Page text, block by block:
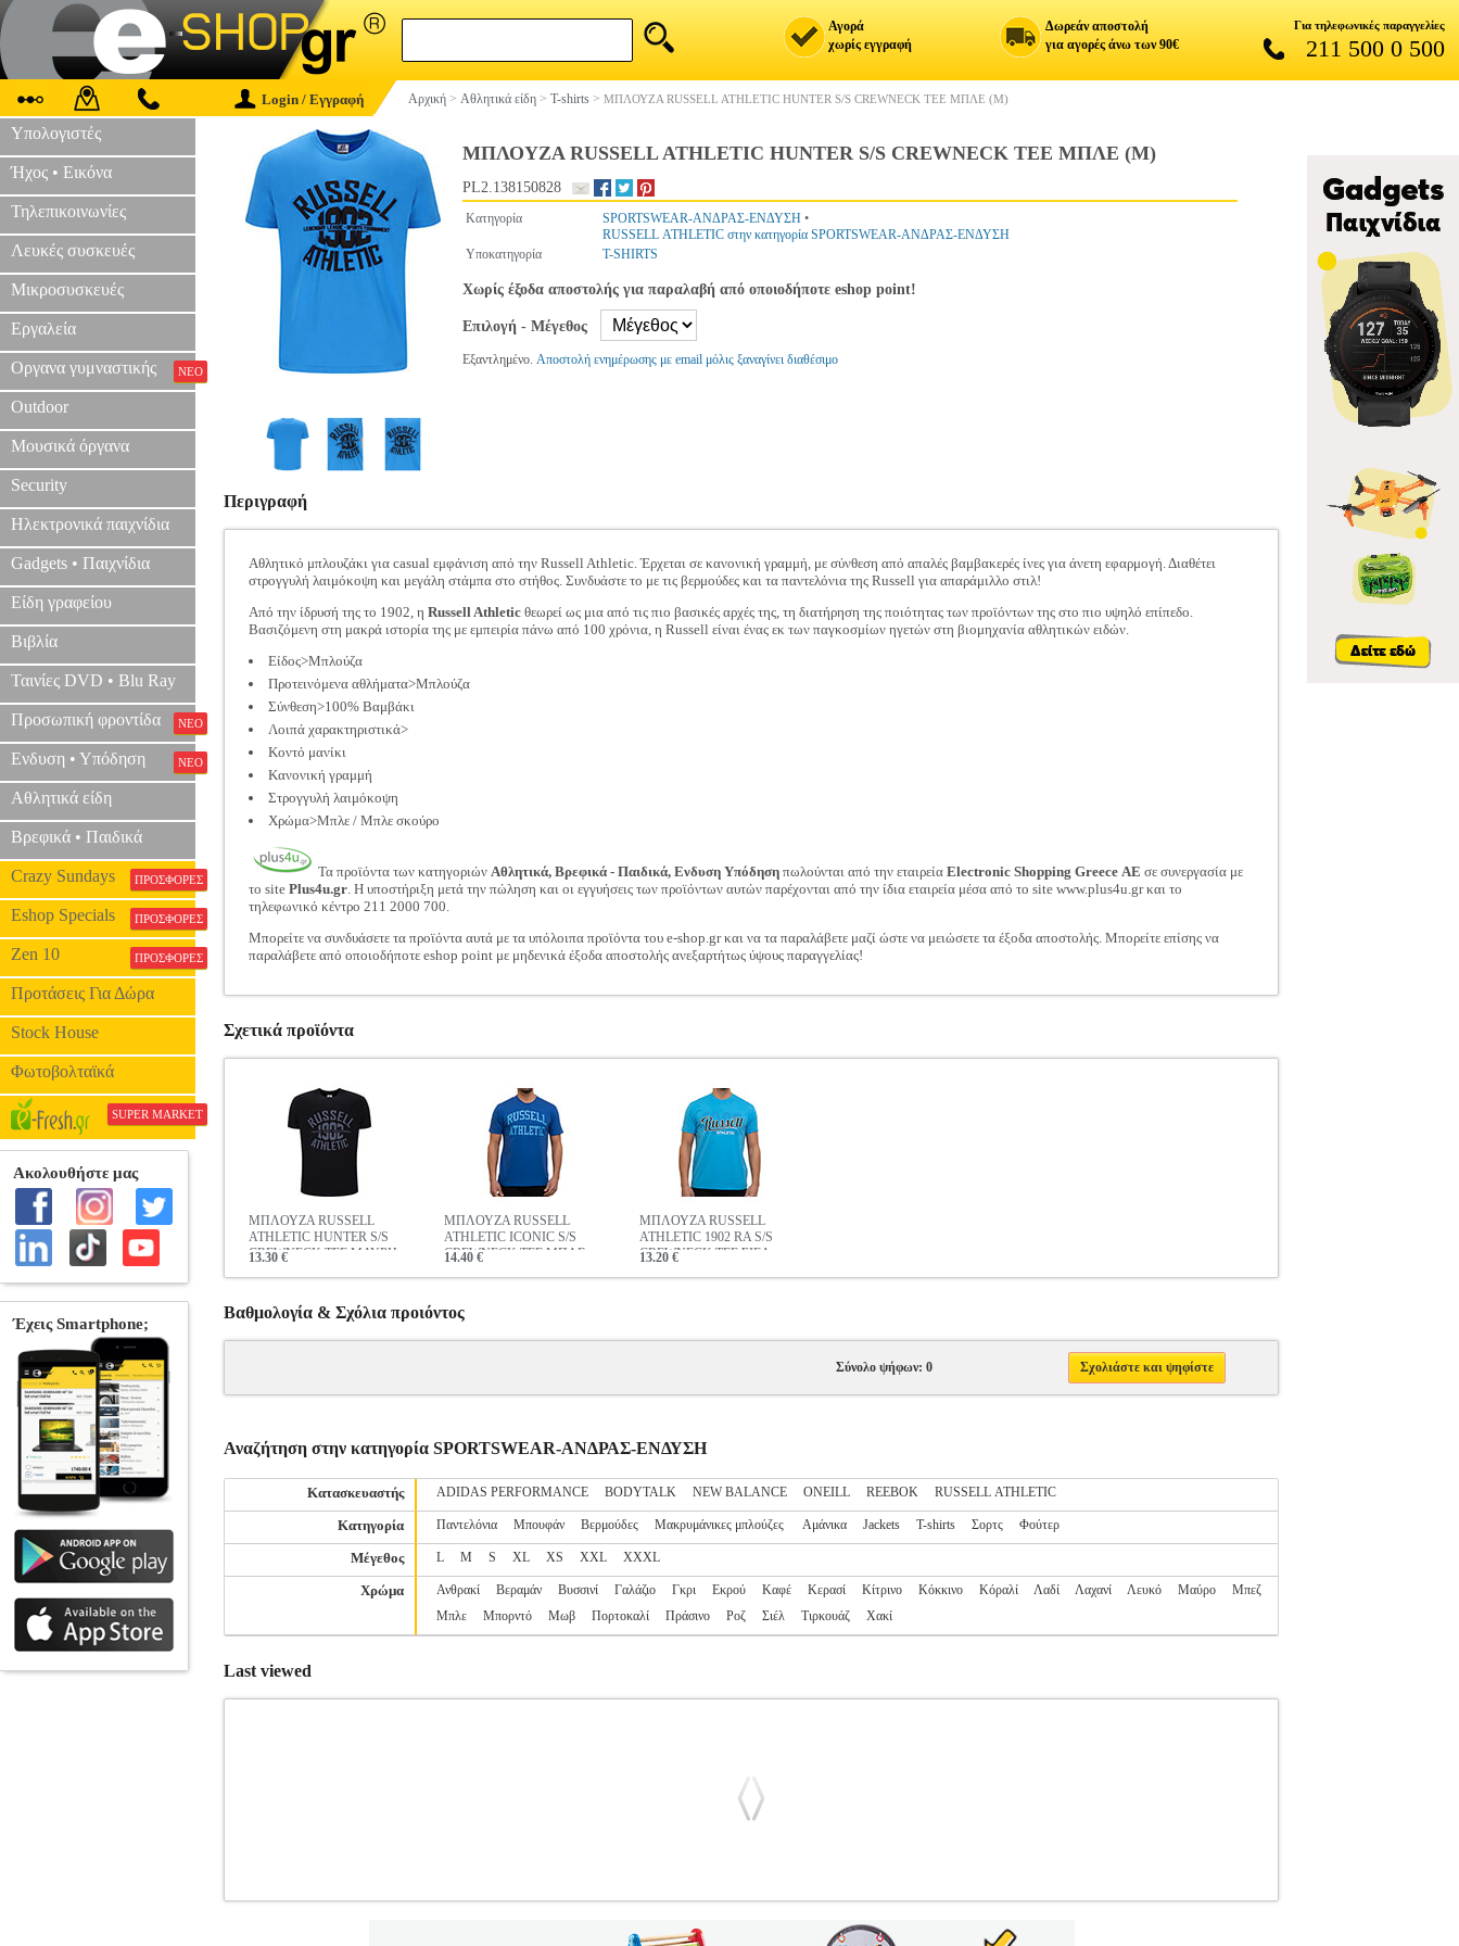
Αγορά
χωρίς εγγραφή
Δωρεάν αποστολή
για αγορές άνω των 90€
Για τηλεφωνικές παραγγελίες
211 500 0 500
Login / Εγγραφή Αρχική > Αθλητικά είδη > T-shirts > ΜΠΛΟΥΖΑ RUSSELL ATHLETIC HUNTER S/S CREWNECK TEE ΜΠΛΕ (M)
Υπολογιστές
Ήχος • Εικόνα
Τηλεπικοινωνίες
Λευκές συσκευές
Μικροσυσκευές
Εργαλεία
Οργανα γυμναστικής ΝΕΟ
Outdoor
Μουσικά όργανα
Security
Ηλεκτρονικά παιχνίδια
Gadgets • Παιχνίδια
Είδη γραφείου
Βιβλία
Ταινίες DVD • Blu Ray
Προσωπική φροντίδα ΝΕΟ
Ενδυση • Υπόδηση ΝΕΟ
Αθλητικά είδη
Βρεφικά • Παιδικά
Crazy Sundays ΠΡΟΣΦΟΡΕΣ
Eshop Specials ΠΡΟΣΦΟΡΕΣ
Zen 10 ΠΡΟΣΦΟΡΕΣ
Προτάσεις Για Δώρα
Stock House
Φωτοβολταϊκά
SUPER MARKET
ΜΠΛΟΥΖΑ RUSSELL ATHLETIC HUNTER S/S CREWNECK TEE ΜΠΛΕ (M)
PL2.138150828
Κατηγορία SPORTSWEAR-ΑΝΔΡΑΣ-ΕΝΔΥΣΗ •
RUSSELL ATHLETIC στην κατηγορία SPORTSWEAR-ΑΝΔΡΑΣ-ΕΝΔΥΣΗ
Υποκατηγορία
T-SHIRTS
Χωρίς έξοδα αποστολής για παραλαβή από οποιοδήποτε eshop point!
Επιλογή - Μέγεθος
Εξαντλημένο. Αποστολή ενημέρωσης με email μόλις ξαναγίνει διαθέσιμο
Περιγραφή
Αθλητικό μπλουζάκι για casual εμφάνιση από την Russell Athletic. Έρχεται σε κανονική γραμμή, με σύνθεση από απαλές βαμβακερές ίνες για άνετη εφαρμογή. Διαθέτει
στρογγυλή λαιμόκοψη και μεγάλη στάμπα στο στήθος. Συνδυάστε το με τις βερμούδες και τα παντελόνια της Russell για απαράμιλλο στιλ!
Από την ίδρυσή της το 1902, η Russell Athletic θεωρεί ως μια από τις πιο βασικές αρχές της, τη διατήρηση της ποιότητας των προϊόντων της στο πιο υψηλό επίπεδο.
Βασιζόμενη στη μακρά ιστορία της με εμπειρία πάνω από 100 χρόνια, η Russell είναι ένας εκ των παγκοσμίων ηγετών στη βιομηχανία αθλητικών ειδών.
Είδος>Μπλούζα
Προτεινόμενα αθλήματα>Μπλούζα
Σύνθεση>100% Βαμβάκι
Λοιπά χαρακτηριστικά>
Κοντό μανίκι
Κανονική γραμμή
Στρογγυλή λαιμόκοψη
Χρώμα>Μπλε / Μπλε σκούρο
Τα προϊόντα των κατηγοριών Αθλητικά, Βρεφικά - Παιδικά, Ενδυση Υπόδηση πωλούνται από την εταιρεία Electronic Shopping Greece ΑΕ σε συνεργασία με
το site Plus4u.gr. Η υποστήριξη μετά την πώληση και οι εγγυήσεις των προϊόντων αυτών παρέχονται από την ίδια εταιρεία μέσα από το site www.plus4u.gr και το
τηλεφωνικό κέντρο 211 2000 700.
Μπορείτε να συνδυάσετε τα προϊόντα αυτά με τα υπόλοιπα προϊόντα του e-shop.gr και να τα παραλάβετε μαζί ώστε να μειώσετε τα έξοδα αποστολής. Μπορείτε επίσης να
παραλάβετε από οποιοδήποτε eshop point με μηδενικά έξοδα αποστολής ανεξαρτήτως ύψους παραγγελίας!
Σχετικά προϊόντα
ΜΠΛΟΥΖΑ RUSSELL
ATHLETIC HUNTER S/S
CREWNECK TEE ΜΑΥΡΗ
13.30 €
ΜΠΛΟΥΖΑ RUSSELL
ATHLETIC ICONIC S/S
CREWNECK TEE ΜΠΛΕ
14.40 €
ΜΠΛΟΥΖΑ RUSSELL
ATHLETIC 1902 RA S/S
CREWNECK TEE ΣΙΕΛ
13.20 €
Βαθμολογία & Σχόλια προιόντος
Σύνολο ψήφων: 0 Σχολιάστε και ψηφίστε
Αναζήτηση στην κατηγορία SPORTSWEAR-ΑΝΔΡΑΣ-ΕΝΔΥΣΗ
Κατασκευαστής ADIDAS PERFORMANCE BODYTALK NEW BALANCE ONEILL REEBOK RUSSELL ATHLETIC
Κατηγορία Παντελόνια Μπουφάν Βερμούδες Μακρυμάνικες μπλούζες Αμάνικα Jackets T-shirts Σορτς Φούτερ
Μέγεθος L M S XL XS XXL XXXL
Χρώμα Ανθρακί Βεραμάν Βυσσινί Γαλάζιο Γκρι Εκρού Καφέ Κερασί Κίτρινο Κόκκινο Κόραλί Λαδί Λαχανί Λευκό Μαύρο
Μπεζ
Μπλε
Μπορντό Μωβ Πορτοκαλί Πράσινο Ροζ Σιέλ Τιρκουάζ Χακί
Last viewed
Κατηγορία: SPORTSWEAR-ΑΝΔΡΑΣ-ΕΝΔΥΣΗ •RUSSELL ATHLETIC στην κατηγορία